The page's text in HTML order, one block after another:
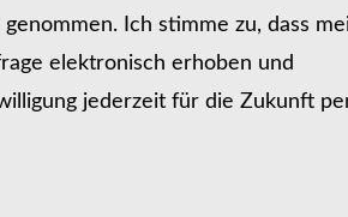
Ich stimme zu, dass
elektronisch erhoben und
jederzeit für die Zukunft